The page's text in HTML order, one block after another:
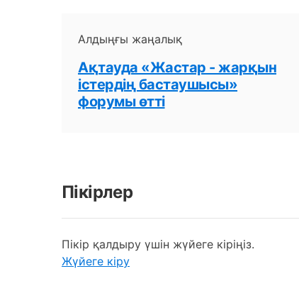
Алдыңғы жаңалық
Ақтауда «Жастар - жарқын
істердің бастаушысы»
форумы өтті
Пікірлер
Пікір қалдыру үшін жүйеге кіріңіз.
Жүйеге кіру